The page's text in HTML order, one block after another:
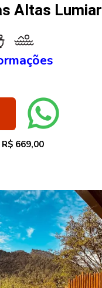
Altas Lumiar
R$ 669,00